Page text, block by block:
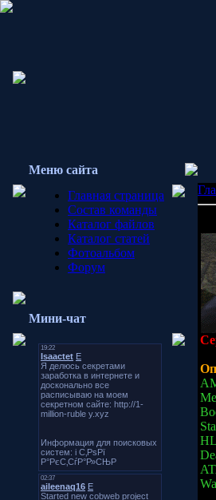
Меню сайта
Главная страница
Состав команды
Каталог файлов
Каталог статей
Фотоальбом
Форум
Мини-чат